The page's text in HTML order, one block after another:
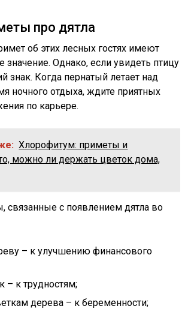
про дятла
об этих лесных гостях имеют
значение. Однако, если увидеть птицу
знак. Когда пернатый летает над
ночного отдыха, ждите приятных
по карьере.
Хлорофитум: приметы и
можно ли держать цветок дома,
связанные с появлением дятла во
– к улучшению финансового
– к трудностям;
дерева – к беременности;